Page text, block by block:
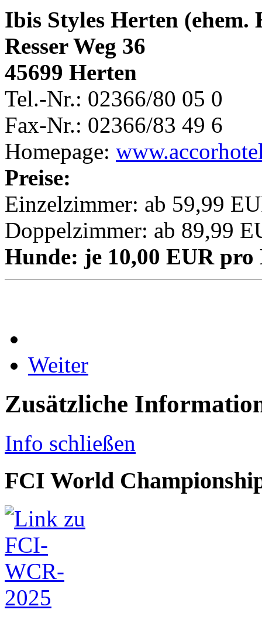
Ibis Styles Herten (ehem.
Resser Weg 36
45699 Herten
Tel.-Nr.: 02366/80 05 0
Fax-Nr.: 02366/83 49 6
Homepage:
Preise:
Einzelzimmer: ab 59,99
Doppelzimmer: ab 89,99
Hunde: je 10,00 EUR pro
Weiter
Zusätzliche
Info schließen
FCI World